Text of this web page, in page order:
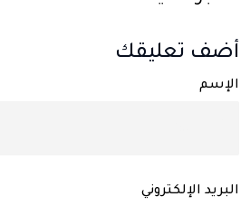
أضف تعليقك
الإسم
البريد الإلكتروني